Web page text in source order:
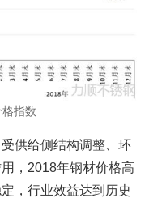
指数
供给侧结构调整、环
，2018年钢材价格高
，行业效益达到历史